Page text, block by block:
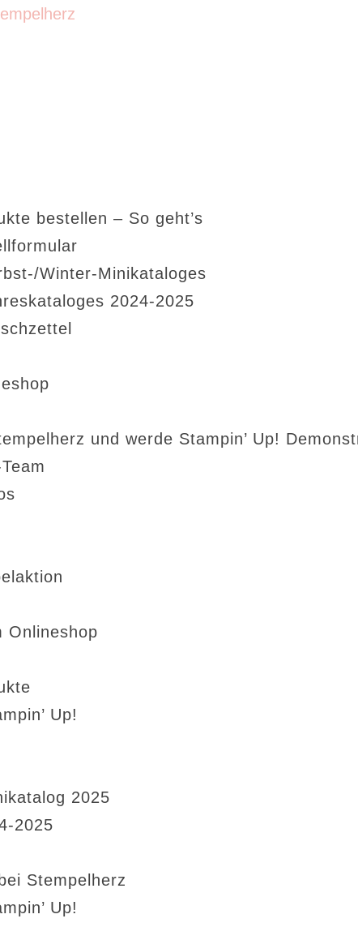
bestellen – So geht’s
Winter-Minikataloges
2024-2025
und werde Stampin’ Up!
Onlineshop
Up!
2025
2025
Stempelherz
Up!